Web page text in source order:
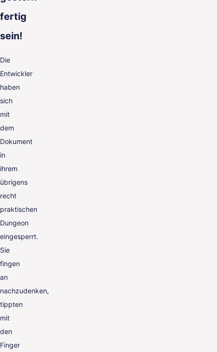
fertig
sein!
Die
Entwickler
haben
sich
mit
dem
Dokument
in
ihrem
übrigens
recht
praktischen
Dungeon
eingesperrt.
Sie
fingen
an
nachzudenken,
tippten
mit
den
Finger